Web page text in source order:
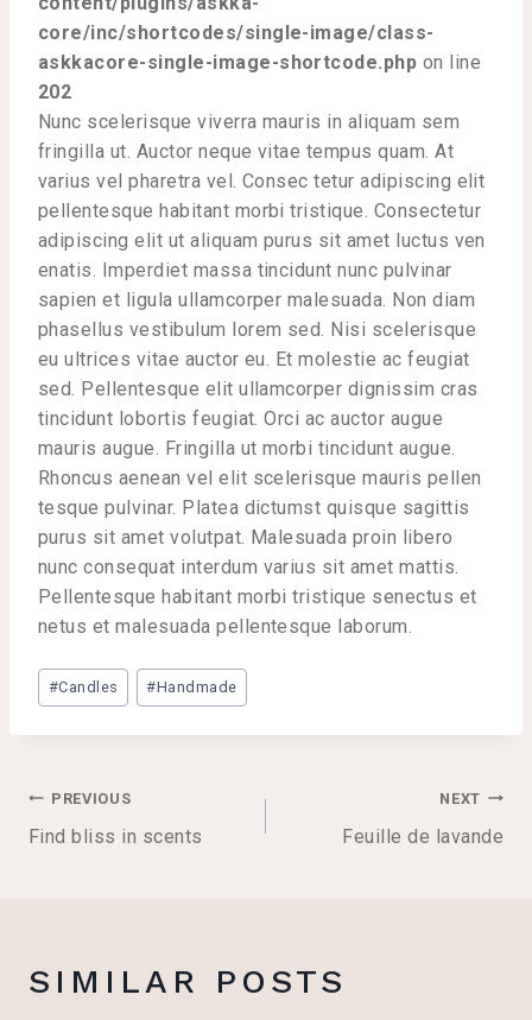
core/inc/shortcodes/single-image/class-
askkacore-single-image-shortcode.php on line
202
Nunc scelerisque viverra mauris in aliquam sem
fringilla ut. Auctor neque vitae tempus quam. At
varius vel pharetra vel. Consec tetur adipiscing elit
pellentesque habitant morbi tristique. Consectetur
adipiscing elit ut aliquam purus sit amet luctus ven
enatis. Imperdiet massa tincidunt nunc pulvinar
sapien et ligula ullamcorper malesuada. Non diam
phasellus vestibulum lorem sed. Nisi scelerisque
eu ultrices vitae auctor eu. Et molestie ac feugiat
sed. Pellentesque elit ullamcorper dignissim cras
tincidunt lobortis feugiat. Orci ac auctor augue
mauris augue. Fringilla ut morbi tincidunt augue.
Rhoncus aenean vel elit scelerisque mauris pellen
tesque pulvinar. Platea dictumst quisque sagittis
purus sit amet volutpat. Malesuada proin libero
nunc consequat interdum varius sit amet mattis.
Pellentesque habitant morbi tristique senectus et
netus et malesuada pellentesque laborum.
Post
Tags:
#Candles #Handmade
POST
NAVIGATION
PREVIOUS
Find bliss in scents
NEXT
Feuille de lavande
SIMILAR POSTS